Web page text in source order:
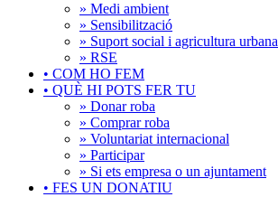
» Medi ambient
» Sensibilització
» Suport social i agricultura urbana
» RSE
• COM HO FEM
• QUÈ HI POTS FER TU
» Donar roba
» Comprar roba
» Voluntariat internacional
» Participar
» Si ets empresa o un ajuntament
• FES UN DONATIU